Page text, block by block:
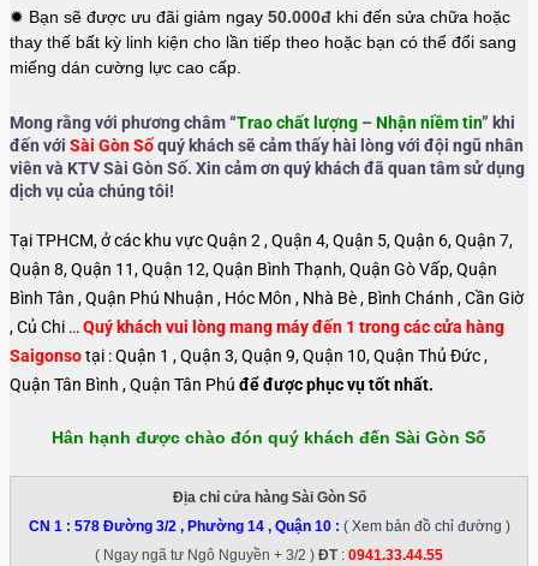
✹ Bạn sẽ được ưu đãi giảm ngay 50.000đ khi đến sửa chữa hoặc
thay thế bất kỳ linh kiện cho lần tiếp theo hoặc bạn có thể đổi sang
miếng dán cường lực cao cấp.
Mong rằng với phương châm “Trao chất lượng – Nhận niềm tin” khi
đến với Sài Gòn Sốquý khách sẽ cảm thấy hài lòng với đội ngũ nhân
viên và KTV Sài Gòn Số. Xin cảm ơn quý khách đã quan tâm sử dụng
dịch vụ của chúng tôi!
Tại TPHCM, ở các khu vực Quận 2 , Quận 4, Quận 5, Quận 6, Quận 7,
Quận 8, Quận 11, Quận 12, Quận Bình Thạnh, Quận Gò Vấp, Quận
Bình Tân , Quận Phú Nhuận , Hóc Môn , Nhà Bè , Bình Chánh , Cần Giờ
, Củ Chi …Quý khách vui lòng mang máy đến 1 trong các cửa hàng
Saigonsotại : Quận 1 , Quận 3, Quận 9, Quận 10, Quận Thủ Đức ,
Quận Tân Bình , Quận Tân Phú để được phục vụ tốt nhất.
Hân hạnh được chào đón quý khách đến Sài Gòn Số
Địa chỉ cửa hàng Sài Gòn Số
CN 1 : 578 Đường 3/2 , Phường 14 , Quận 10: ( Xem bản đồ chỉ đường )
( Ngay ngã tư Ngô Nguyền + 3/2 ) ĐT: 0941.33.44.55